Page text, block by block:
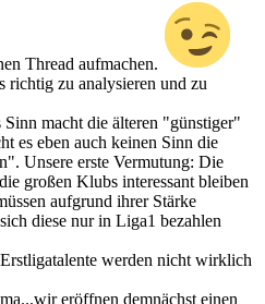
Thread aufmachen.
richtig zu analysieren und zu
macht die älteren "günstiger"
es eben auch keinen Sinn die
Unsere erste Vermutung: Die
großen Klubs interessant bleiben
aufgrund ihrer Stärke
diese nur in Liga1 bezahlen
werden nicht wirklich
eröffnen demnächst einen